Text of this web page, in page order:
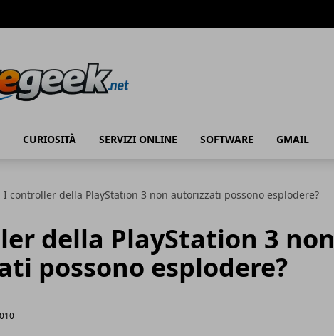
CURIOSITÀ SERVIZI ONLINE SOFTWARE GMAIL
I controller della PlayStation 3 non autorizzati possono esplodere?
della PlayStation 3 non
possono esplodere?